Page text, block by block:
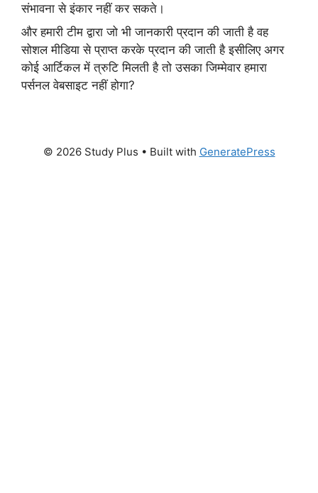
संभावना से इंकार नहीं कर सकते।
और हमारी टीम द्वारा जो भी जानकारी प्रदान की जाती है वह
सोशल मीडिया से प्राप्त करके प्रदान की जाती है इसीलिए अगर
कोई आर्टिकल में त्रुटि मिलती है तो उसका जिम्मेवार हमारा
पर्सनल वेबसाइट नहीं होगा?
© 2026 Study Plus • Built with GeneratePress